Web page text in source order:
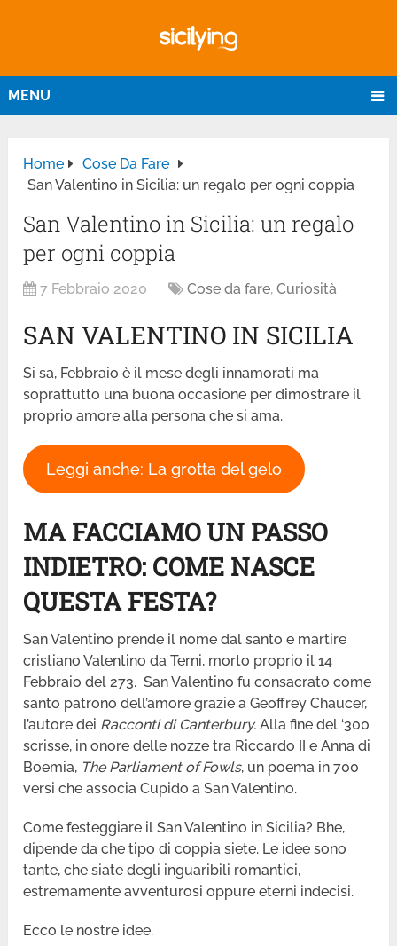
MENU
Home
Cose Da Fare
San Valentino in Sicilia: un regalo per ogni coppia
San Valentino in Sicilia: un regalo
per ogni coppia
7 Febbraio 2020 Cose da fare,Curiosità
SAN VALENTINO IN SICILIA
Si sa, Febbraio è il mese degli innamorati ma
soprattutto una buona occasione per dimostrare il
proprio amore alla persona che si ama.
Leggi anche: La grotta del gelo
MA FACCIAMO UN PASSO
INDIETRO: COME NASCE
QUESTA FESTA?
San Valentino prende il nome dal santo e martire
cristiano Valentino da Terni, morto proprio il 14
Febbraio del 273. San Valentino fu consacrato come
santo patrono dell’amore grazie a Geoffrey Chaucer,
l’autore dei Racconti di Canterbury. Alla fine del ‘300
scrisse, in onore delle nozze tra Riccardo II e Anna di
Boemia, The Parliament of Fowls, un poema in 700
versi che associa Cupido a San Valentino.
Come festeggiare il San Valentino in Sicilia? Bhe,
dipende da che tipo di coppia siete. Le idee sono
tante, che siate degli inguaribili romantici,
estremamente avventurosi oppure eterni indecisi.
Ecco le nostre idee.